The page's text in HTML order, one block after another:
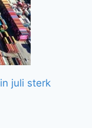
juli sterk